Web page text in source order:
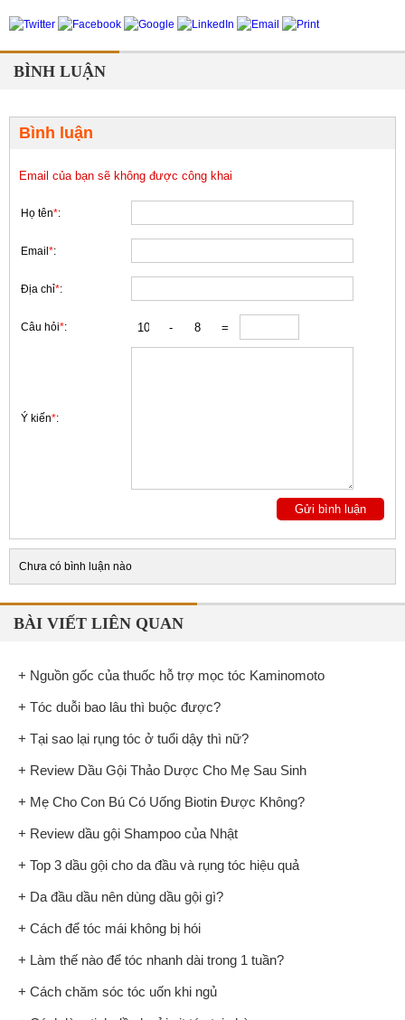
BÌNH LUẬN
Bình luận
Email của bạn sẽ không được công khai
Họ tên*:
Email *:
Địa chỉ*:
Câu hỏi*:
Ý kiến*:
Chưa có bình luận nào
BÀI VIẾT LIÊN QUAN
+ Nguồn gốc của thuốc hỗ trợ mọc tóc Kaminomoto
+ Tóc duỗi bao lâu thì buộc được?
+ Tại sao lại rụng tóc ở tuổi dậy thì nữ?
+ Review Dầu Gội Thảo Dược Cho Mẹ Sau Sinh
+ Mẹ Cho Con Bú Có Uống Biotin Được Không?
+ Review dầu gội Shampoo của Nhật
+ Top 3 dầu gội cho da đầu và rụng tóc hiệu quả
+ Da đầu dầu nên dùng dầu gội gì?
+ Cách để tóc mái không bị hói
+ Làm thế nào để tóc nhanh dài trong 1 tuần?
+ Cách chăm sóc tóc uốn khi ngủ